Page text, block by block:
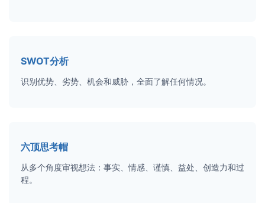
SWOT分析
识别优势、劣势、机会和威胁，全面了解任何情况。
六顶思考帽
从多个角度审视想法：事实、情感、谨慎、益处、创造力和过
程。